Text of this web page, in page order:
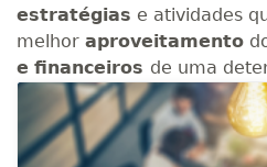
estratégias e atividades
melhor aproveitamento
e financeiros de uma